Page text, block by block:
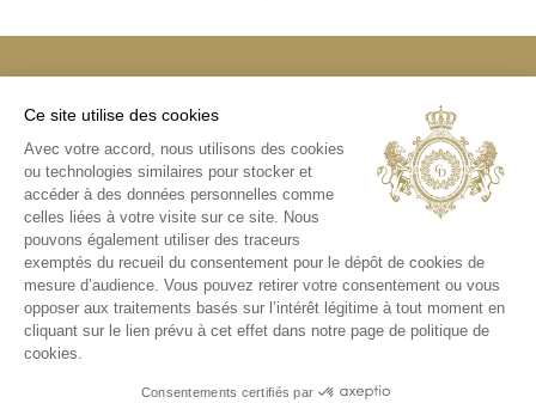
お問い合わせ
利用規約
個人情報およびCOOKIE（クッキー）に関す
る方針
メディアライブラリ
インスタグラム
日本版インスタグラム
トップ
Ce site utilise des cookies
Avec votre accord, nous utilisons des cookies
ou technologies similaires pour stocker et
accéder à des données personnelles comme
celles liées à votre visite sur ce site. Nous
pouvons également utiliser des traceurs
exemptés du recueil du consentement pour le dépôt de cookies de
mesure d’audience. Vous pouvez retirer votre consentement ou vous
opposer aux traitements basés sur l’intérêt légitime à tout moment en
cliquant sur le lien prévu à cet effet dans notre page de politique de
cookies.
Consentements certifiés par